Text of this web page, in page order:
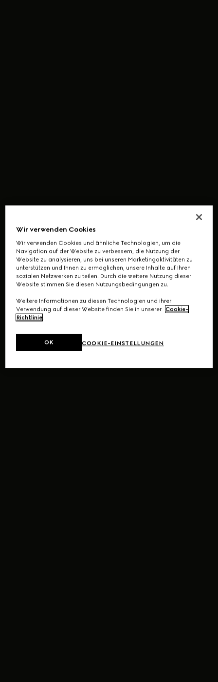
Wir verwenden Cookies
Wir verwenden Cookies und ähnliche Technologien, um die
Navigation auf der Website zu verbessern, die Nutzung der
Website zu analysieren, uns bei unseren Marketingaktivitäten zu
unterstützen und Ihnen zu ermöglichen, unsere Inhalte auf Ihren
sozialen Netzwerken zu teilen. Durch die weitere Nutzung dieser
Website stimmen Sie diesen Nutzungsbedingungen zu.
Weitere Informationen zu diesen Technologien und ihrer
Verwendung auf dieser Website finden Sie in unserer Cookie-
Richtlinie.
COOKIE-EINSTELLUNGEN
OK